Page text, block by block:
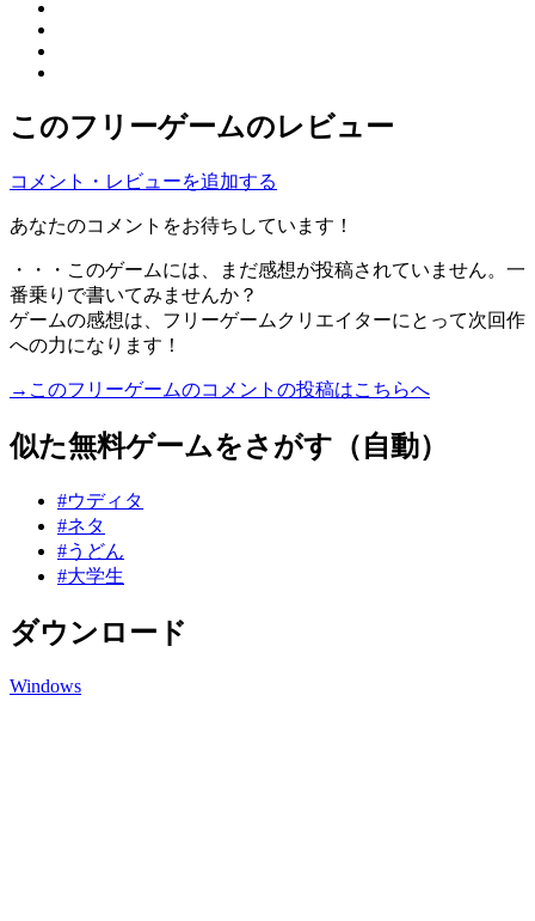
このフリーゲームのレビュー
コメント・レビューを追加する
あなたのコメントをお待ちしています！
・・・このゲームには、まだ感想が投稿されていません。一
番乗りで書いてみませんか？
ゲームの感想は、フリーゲームクリエイターにとって次回作
への力になります！
→このフリーゲームのコメントの投稿はこちらへ
似た無料ゲームをさがす（自動）
#ウディタ
#ネタ
#うどん
#大学生
ダウンロード
Windows